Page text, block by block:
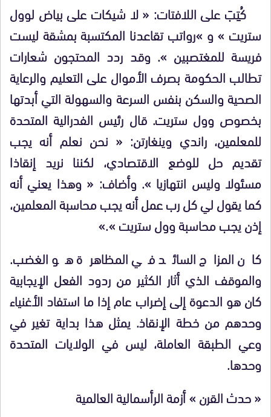
كُتِبَ على اللافتات: « لا شيكات على بياض لوول
ستريت » و »رواتب تقاعدنا المكتسبة بمشقة ليست
فريسة للمغتصبين ». وقد ردد المحتجون شعارات
تطالب الحكومة بصرف الأموال على التعليم والرعاية
الصحية والسكن بنفس السرعة والسهولة التي أبدتها
بخصوص وول ستريت. قال رئيس الفدرالية المتحدة
للمعلمين، راندي وينغارتن: « نحن نعلم أنه يجب
تقديم حل للوضع الاقتصادي، لكننا نريد إنقاذا
مسئولا وليس انتهازيا ». وأضاف: « وهذا يعني أنه
كما يقول لي كل رب عمل أنه يجب محاسبة المعلمين،
إذن يجب محاسبة وول ستريت ».»
كان المزاج السائد في المظاهرة هو الغضب.
والموقف الذي أثار الكثير من ردود الفعل الإيجابية
كان هو الدعوة إلى إضراب عام إذا ما استفاد الأغنياء
وحدهم من خطة الإنقاذ. يمثل هذا بداية تغير في
وعي الطبقة العاملة، ليس في الولايات المتحدة
وحدها.
« حدث القرن » أزمة الرأسمالية العالمية